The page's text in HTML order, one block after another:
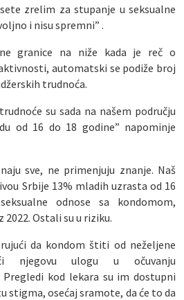
zrelim za stupanje u seksualne
i nisu spremni” .
granice na niže kada je reč o
automatski se podiže broj
trudnoća.
su sada na našem području
od 16 do 18 godine” napominje
sve, ne primenjuju znanje. Naš
Srbije 13% mladih uzrasta od 16
odnose sa kondomom,
Ostali su u riziku.
da kondom štiti od neželjene
njegovu ulogu u očuvanju
kod lekara su im dostupni
stigma, osećaj sramote, da će to da